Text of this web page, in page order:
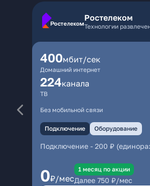
Ростелеком
Технологии
400мбит/сек
Домашний интернет
224каналa
ТВ
Без мобильной связи
Подключение Оборудование
Подключение - 200 ₽
0₽/мес
1 месяц по акции
Далее 750 ₽/мес